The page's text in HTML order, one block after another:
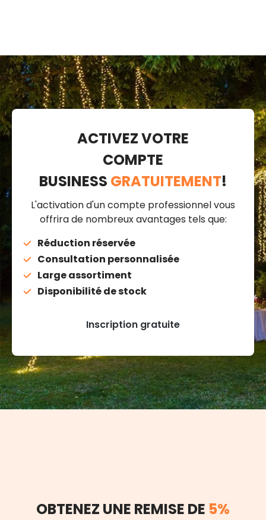
ACTIVEZ VOTRE
COMPTE
BUSINESS GRATUITEMENT!
L'activation d'un compte professionnel vous
offrira de nombreux avantages tels que:
Réduction réservée
Consultation personnalisée
Large assortiment
Disponibilité de stock
Inscription gratuite
OBTENEZ UNE REMISE DE 5%